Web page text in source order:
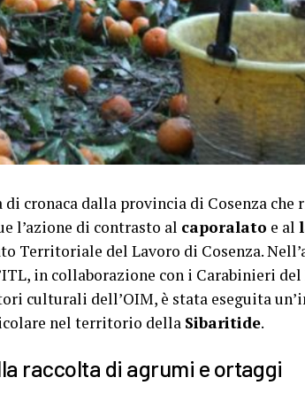
di cronaca dalla provincia di Cosenza
l’azione di contrasto al caporalato e al
Territoriale del Lavoro di Cosenza.
in collaborazione con i Carabinieri
culturali dell’OIM, è stata eseguita
nel territorio della Sibaritide.
raccolta di agrumi e ortaggi